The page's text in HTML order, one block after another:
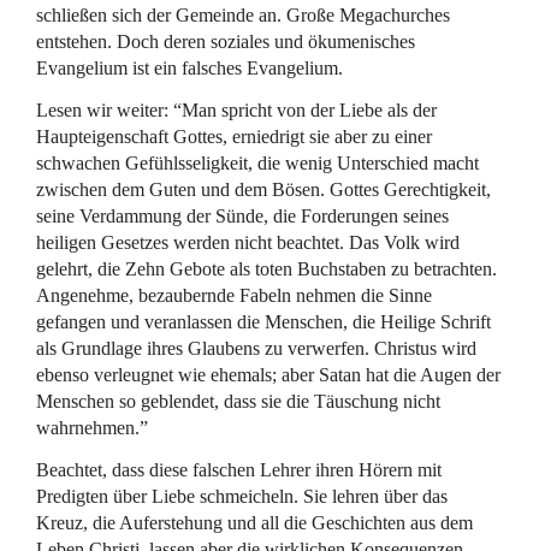
schließen sich der Gemeinde an. Große Megachurches
entstehen. Doch deren soziales und ökumenisches
Evangelium ist ein falsches Evangelium.
Lesen wir weiter: “Man spricht von der Liebe als der
Haupteigenschaft Gottes, erniedrigt sie aber zu einer
schwachen Gefühlsseligkeit, die wenig Unterschied macht
zwischen dem Guten und dem Bösen. Gottes Gerechtigkeit,
seine Verdammung der Sünde, die Forderungen seines
heiligen Gesetzes werden nicht beachtet. Das Volk wird
gelehrt, die Zehn Gebote als toten Buchstaben zu betrachten.
Angenehme, bezaubernde Fabeln nehmen die Sinne
gefangen und veranlassen die Menschen, die Heilige Schrift
als Grundlage ihres Glaubens zu verwerfen. Christus wird
ebenso verleugnet wie ehemals; aber Satan hat die Augen der
Menschen so geblendet, dass sie die Täuschung nicht
wahrnehmen.”
Beachtet, dass diese falschen Lehrer ihren Hörern mit
Predigten über Liebe schmeicheln. Sie lehren über das
Kreuz, die Auferstehung und all die Geschichten aus dem